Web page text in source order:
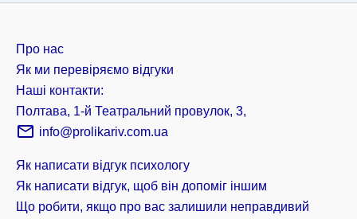
Про нас
Як ми перевіряємо відгуки
Наші контакти:
Полтава, 1-й Театральний провулок, 3,
info@prolikariv.com.ua
Як написати відгук психологу
Як написати відгук, щоб він допоміг іншим
Що робити, якщо про вас залишили неправдивий